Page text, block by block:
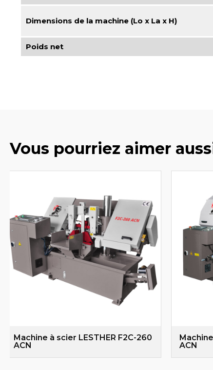
Dimensions de la machine (Lo x La x H)
Poids net
Vous pourriez aimer
Machine à scier LESTHER F2C-260
ACN
ACN